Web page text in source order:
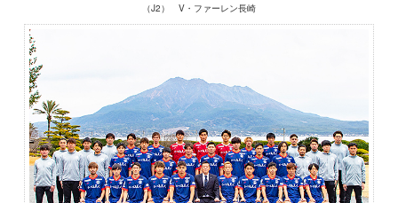
（J2） V・ファーレン長崎